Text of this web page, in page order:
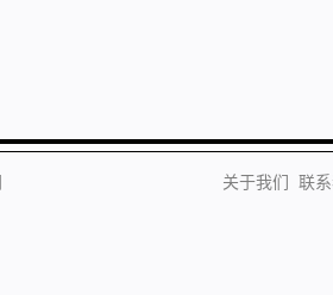
关于我们 联